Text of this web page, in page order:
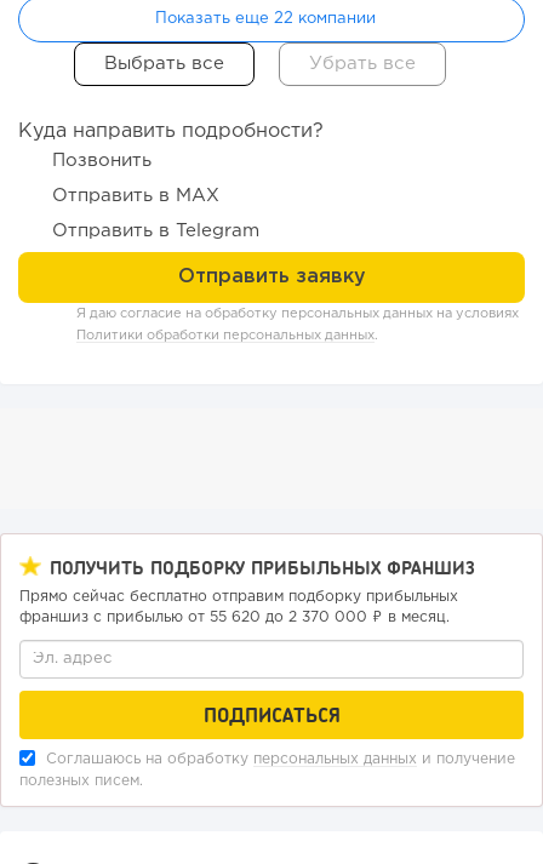
миллиарды:...
205
191 12 2
«Прибыль 20 млн в год, а я ездил на метро»: куда в
интернет-магазине...
Показать еще 22 компании
Куда направить подробности?
Позвонить
Отправить в MAX
Отправить в Telegram
Я даю согласие на обработку персональных данных на условиях
Политики обработки персональных данных.
ПОЛУЧИТЬ ПОДБОРКУ ПРИБЫЛЬНЫХ ФРАНШИЗ
Прямо сейчас бесплатно отправим подборку прибыльных
франшиз с прибылью от 55 620 до 2 370 000 ₽ в месяц.
Соглашаюсь на обработку персональных данных и получение
полезных писем.